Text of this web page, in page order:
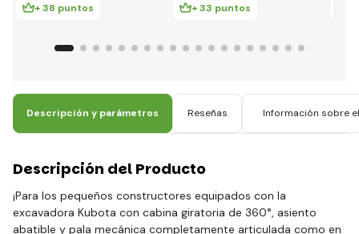
+ 38 puntos
+ 33 puntos
Descripción y parámetros Reseñas Información sobre
Descripción del Producto
¡Para los pequeños constructores equipados con la
excavadora Kubota con cabina giratoria de 360°, asiento
abatible y pala mecánica completamente articulada como en